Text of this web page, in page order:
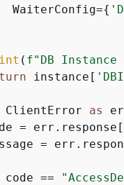
WaiterConfig=
{
( f"DB Instance
instance[
ClientError as
= err.response[
=
code ==